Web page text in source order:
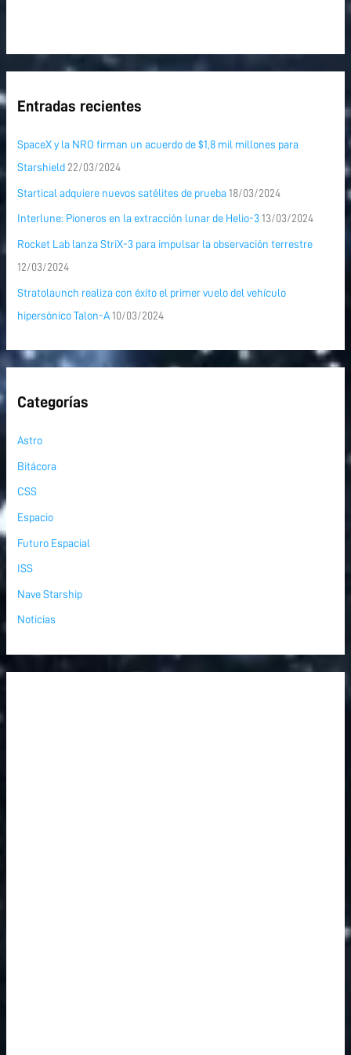
Entradas recientes
SpaceX y la NRO firman un acuerdo de $1,8 mil millones para
Starshield 22/03/2024
Startical adquiere nuevos satélites de prueba 18/03/2024
Interlune: Pioneros en la extracción lunar de Helio-3 13/03/2024
Rocket Lab lanza StriX-3 para impulsar la observación terrestre
12/03/2024
Stratolaunch realiza con éxito el primer vuelo del vehículo
hipersónico Talon-A 10/03/2024
Categorías
Astro
Bitácora
CSS
Espacio
Futuro Espacial
ISS
Nave Starship
Noticias